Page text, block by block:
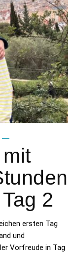
2
ersten Tag
und
Vorfreude in Tag